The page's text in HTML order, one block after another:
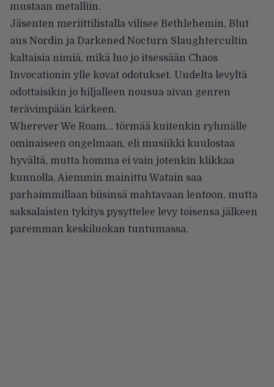
mustaan metalliin.
Jäsenten meriittilistalla vilisee Bethlehemin, Blut
aus Nordin ja Darkened Nocturn Slaughtercultin
kaltaisia nimiä, mikä luo jo itsessään Chaos
Invocationin ylle kovat odotukset. Uudelta levyltä
odottaisikin jo hiljalleen nousua aivan genren
terävimpään kärkeen.
Wherever We Roam… törmää kuitenkin ryhmälle
ominaiseen ongelmaan, eli musiikki kuulostaa
hyvältä, mutta homma ei vain jotenkin klikkaa
kunnolla. Aiemmin mainittu Watain saa
parhaimmillaan biisinsä mahtavaan lentoon, mutta
saksalaisten tykitys pysyttelee levy toisensa jälkeen
paremman keskiluokan tuntumassa.